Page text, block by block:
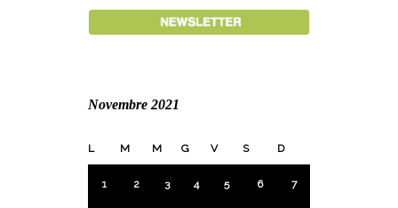
Novembre 2021
L M M G V S D
1 2 3 4 5 6 7